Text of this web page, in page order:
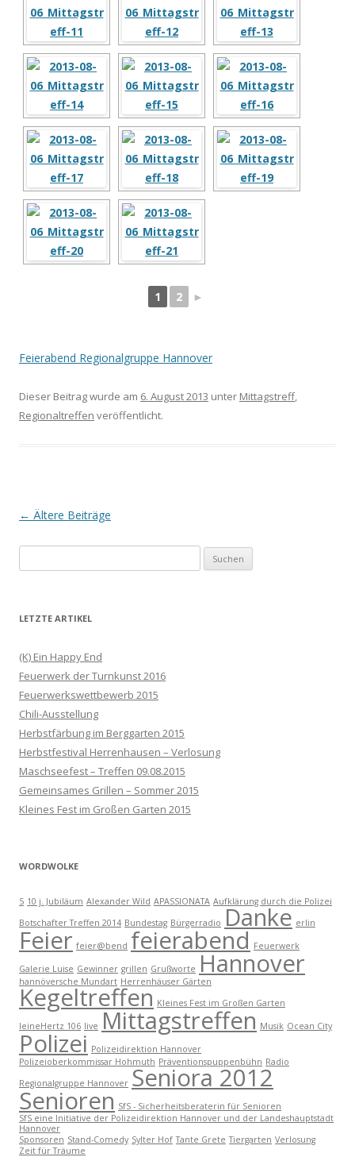
1 2 ►
Feierabend Regionalgruppe Hannover
Dieser Beitrag wurde am 6. August 2013 unter Mittagstreff,
Regionaltreffen veröffentlicht.
Beitrags-
← Ältere Beiträge
nach:
LETZTE ARTIKEL
(K) Ein Happy End
Feuerwerk der Turnkunst 2016
Feuerwerkswettbewerb 2015
Chili-Ausstellung
Herbstfärbung im Berggarten 2015
Herbstfestival Herrenhausen – Verlosung
Maschseefest – Treffen 09.08.2015
Gemeinsames Grillen – Sommer 2015
Kleines Fest im Großen Garten 2015
WORDWOLKE
5 10 j. Jubiläum Alexander Wild APASSIONATA Aufklärung durch die Polizei
Botschafter Treffen 2014 Bundestag Bürgerradio Danke erlin
Feier feier@bend feierabend Feuerwerk
Galerie Luise Gewinner grillen Grußworte Hannover
hannöversche Mundart Herrenhäuser Gärten
Kegeltreffen Kleines Fest im Großen Garten
leineHertz 106 live Mittagstreffen Musik Ocean City
Polizei Polizeidirektion Hannover
Polizeioberkommissar Hohmuth Präventionspuppenbühn Radio
Regionalgruppe Hannover Seniora 2012
Senioren SfS - Sicherheitsberaterin für Senioren
SfS eine Initiative der Polizeidirektion Hannover und der Landeshauptstadt
Hannover
Sponsoren Stand-Comedy Sylter Hof Tante Grete Tiergarten Verlosung
Zeit für Träume